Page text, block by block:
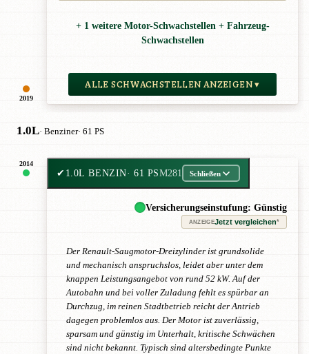
2019
+ 1 weitere Motor-Schwachstellen + Fahrzeug-
Schwachstellen
ALLE SCHWACHSTELLEN ANZEIGEN ▾
1.0L· Benziner· 61 PS
2014
✔ 1.0L BENZIN· 61 PSM281 Schließen
Versicherungseinstufung: Günstig
ANZEIGEJetzt vergleichen*
Der Renault-Saugmotor-Dreizylinder ist grundsolide
und mechanisch anspruchslos, leidet aber unter dem
knappen Leistungsangebot von rund 52 kW. Auf der
Autobahn und bei voller Zuladung fehlt es spürbar an
Durchzug, im reinen Stadtbetrieb reicht der Antrieb
dagegen problemlos aus. Der Motor ist zuverlässig,
sparsam und günstig im Unterhalt, kritische Schwächen
sind nicht bekannt. Typisch sind altersbedingte Punkte